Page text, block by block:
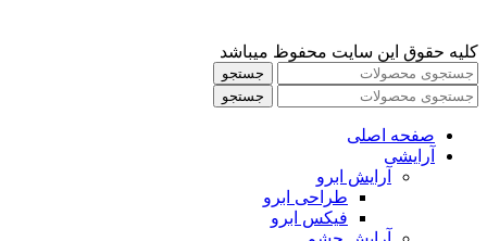
کلیه حقوق این سایت محفوظ میباشد
جستجو
جستجو
صفحه اصلی
آرایشی
آرايش ابرو
طراحی ابرو
فیکس ابرو